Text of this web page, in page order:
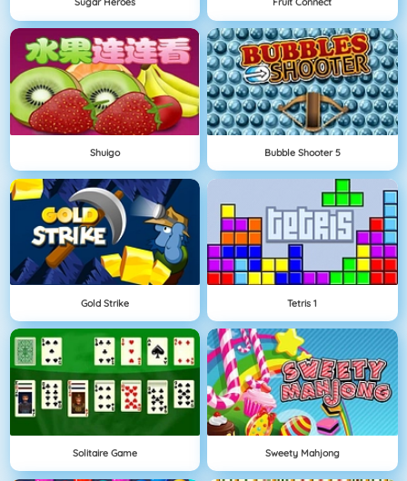
Shuigo Bubble Shooter 5
Gold Strike Tetris 1
Solitaire Game Sweety Mahjong